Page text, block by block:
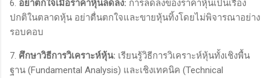
6. อย่าตกใจเมื่อราคาหุ้นลดลง: การลดลงของราคาหุ้นเป็นเรื่อง
ปกติในตลาดหุ้น อย่าตื่นตกใจและขายหุ้นทิ้งโดยไม่พิจารณาอย่าง
รอบคอบ
7. ศึกษาวิธีการวิเคราะห์หุ้น: เรียนรู้วิธีการวิเคราะห์หุ้นทั้งเชิงพื้น
ฐาน (Fundamental Analysis) และเชิงเทคนิค (Technical